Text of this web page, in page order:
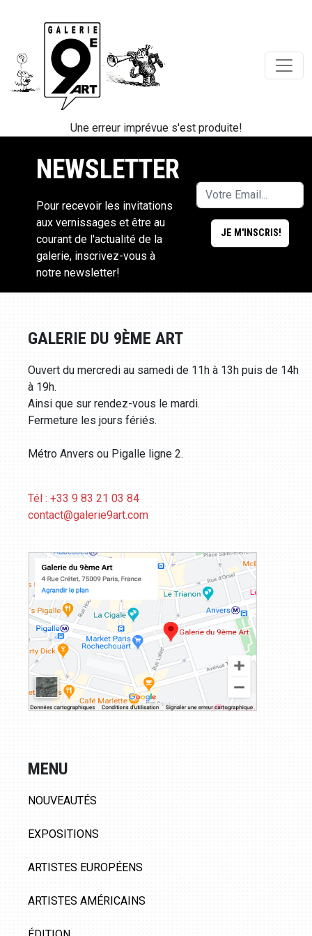
Une erreur imprévue s'est produite!
NEWSLETTER
Pour recevoir les invitations
aux vernissages et être au
courant de l'actualité de la
galerie, inscrivez-vous à
notre newsletter!
GALERIE DU 9ÈME ART
Ouvert du mercredi au samedi de 11h à 13h puis de 14h
à 19h.
Ainsi que sur rendez-vous le mardi.
Fermeture les jours fériés.
Métro Anvers ou Pigalle ligne 2.
Tél : +33 9 83 21 03 84
contact@galerie9art.com
MENU
NOUVEAUTÉS
EXPOSITIONS
ARTISTES EUROPÉENS
ARTISTES AMÉRICAINS